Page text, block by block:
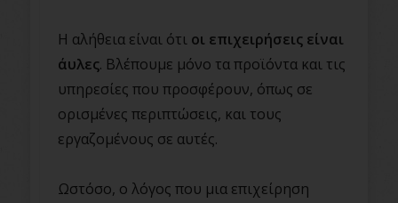
Η αλήθεια είναι ότι οι επιχειρήσεις είναι
άυλες. Βλέπουμε μόνο τα προϊόντα και τις
υπηρεσίες που προσφέρουν, όπως σε
ορισμένες περιπτώσεις, και τους
εργαζομένους σε αυτές.
Ωστόσο, ο λόγος που μια επιχείρηση